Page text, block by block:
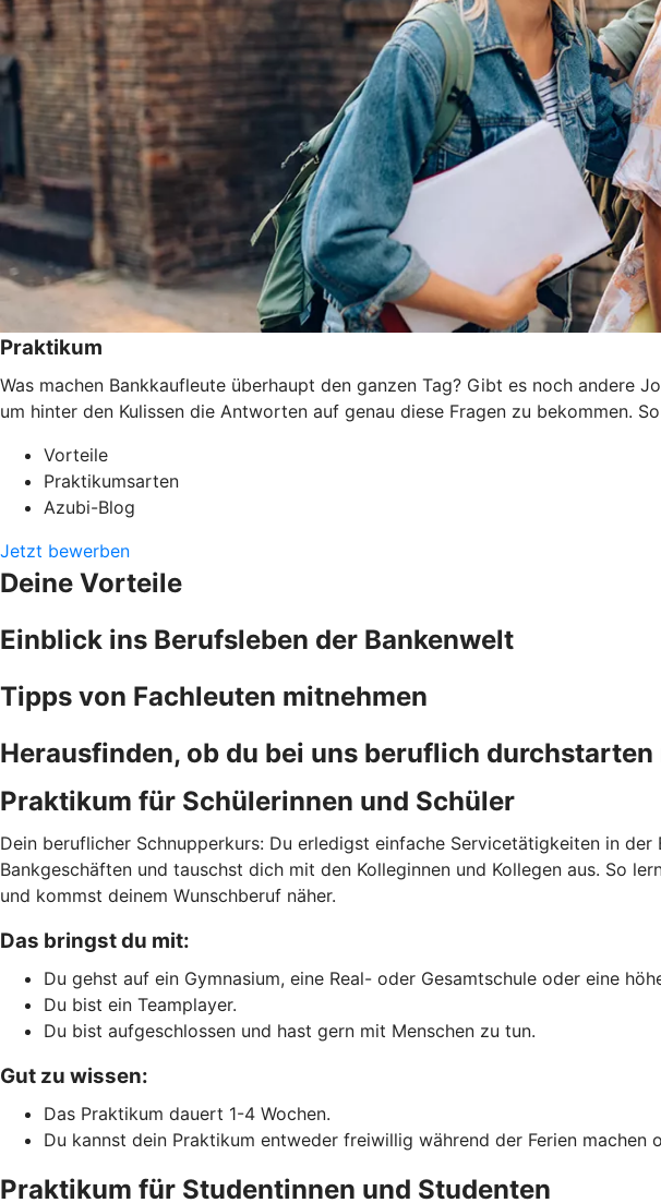
Praktikum
Was machen Bankkaufleute überhaupt den ganzen Tag? Gibt es noch andere
um hinter den Kulissen die Antworten auf genau diese Fragen zu bekommen.
Vorteile
Praktikumsarten
Azubi-Blog
Jetzt bewerben
Deine Vorteile
Einblick ins Berufsleben der Bankenwelt
Tipps von Fachleuten mitnehmen
Herausfinden, ob du bei uns beruflich
Praktikum für Schülerinnen und Schüler
Dein beruflicher Schnupperkurs: Du erledigst einfache Servicetätigkeiten in
Bankgeschäften und tauschst dich mit den Kolleginnen und Kollegen aus. So
und kommst deinem Wunschberuf näher.
Das bringst du mit:
Du gehst auf ein Gymnasium, eine Real- oder Gesamtschule oder eine
Du bist ein Teamplayer.
Du bist aufgeschlossen und hast gern mit Menschen zu tun.
Gut zu wissen:
Das Praktikum dauert 1-4 Wochen.
Du kannst dein Praktikum entweder freiwillig während der Ferien
Praktikum für Studentinnen und Studenten